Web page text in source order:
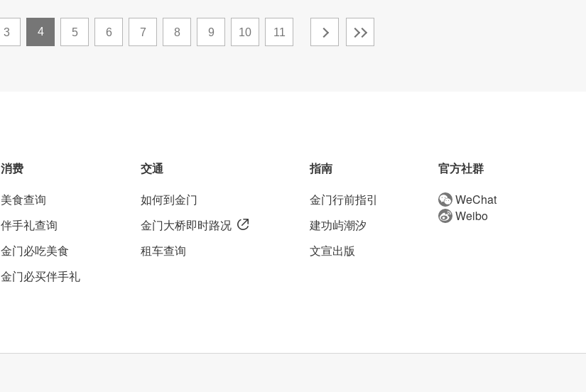
3 4 5 6 7 8 9 10 11
消费
美食查询
伴手礼查询
金门必吃美食
金门必买伴手礼
交通
如何到金门
金门大桥即时路况
租车查询
指南
金门行前指引
建功屿潮汐
文宣出版
官方社群
WeChat
Weibo